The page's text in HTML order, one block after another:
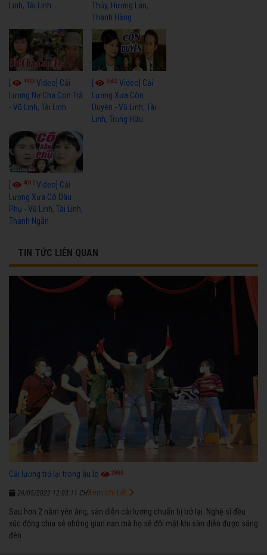
Linh, Tài Linh
Thủy, Hương Lan,
Thanh Hằng
4433 Video] Cải
Lương Nợ Cha Con Trả
- Vũ Linh, Tài Linh
3602Video] Cải
Lương Xưa Còn
Duyên - Vũ Linh, Tài
Linh, Trọng Hữu
4016Video] Cải
Lương Xưa Cô Dâu
Phụ - Vũ Linh, Tài Linh,
Thanh Ngân
TIN TỨC LIÊN QUAN
Cải lương trở lại trong âu lo 2883
26/05/2022 12:03:11 CH
Sau hơn 2 năm yên ắng, sàn diễn cải lương chuẩn bị trở lại. Nghệ sĩ đều
xúc động chia sẻ những gian nan mà họ sẽ đối mặt khi sàn diễn được sáng
đèn
Xem chi tiết